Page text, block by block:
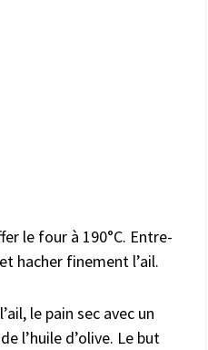
le four à 190°C. Entre-
hacher finement l’ail.
le pain sec avec un
l’huile d’olive. Le but